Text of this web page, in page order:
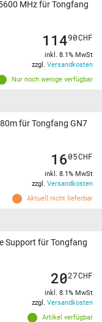
MHz für Tongfang
Nur noch wenige verfügbar
11490CHF
inkl. 8.1% MwSt
zzgl. Versandkosten
für Tongfang GN7
Aktuell nicht lieferbar
1605CHF
inkl. 8.1% MwSt
zzgl. Versandkosten
Support für Tongfang
Artikel verfügbar
2027CHF
inkl. 8.1% MwSt
zzgl. Versandkosten